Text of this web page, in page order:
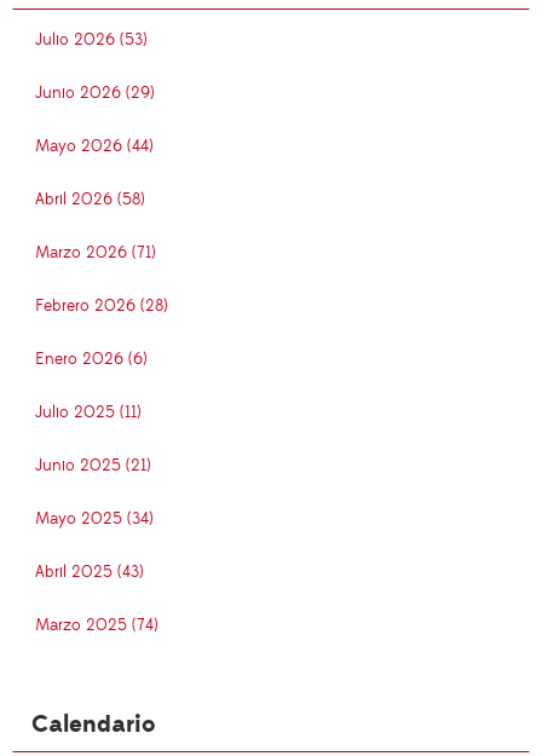
Julio 2026 (53)
Junio 2026 (29)
Mayo 2026 (44)
Abril 2026 (58)
Marzo 2026 (71)
Febrero 2026 (28)
Enero 2026 (6)
Julio 2025 (11)
Junio 2025 (21)
Mayo 2025 (34)
Abril 2025 (43)
Marzo 2025 (74)
Calendario